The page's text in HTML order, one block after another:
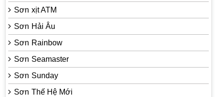
Sơn xịt ATM
Sơn Hải Âu
Sơn Rainbow
Sơn Seamaster
Sơn Sunday
Sơn Thế Hệ Mới